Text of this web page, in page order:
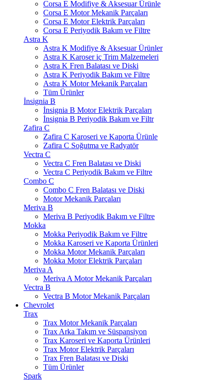
Corsa E Modifiye & Aksesuar Ürünle
Corsa E Motor Mekanik Parçaları
Corsa E Motor Elektrik Parçaları
Corsa E Periyodik Bakım ve Filtre
Astra K
Astra K Modifiye & Aksesuar Ürünler
Astra K Karoser iç Trim Malzemeleri
Astra K Fren Balatası ve Diski
Astra K Periyodik Bakım ve Filtre
Astra K Motor Mekanik Parçaları
Tüm Ürünler
İnsignia B
İnsignia B Motor Elektrik Parçaları
İnsignia B Periyodik Bakım ve Filtr
Zafira C
Zafira C Karoseri ve Kaporta Ürünle
Zafira C Soğutma ve Radyatör
Vectra C
Vectra C Fren Balatası ve Diski
Vectra C Periyodik Bakım ve Filtre
Combo C
Combo C Fren Balatası ve Diski
Motor Mekanik Parçaları
Meriva B
Meriva B Periyodik Bakım ve Filtre
Mokka
Mokka Periyodik Bakım ve Filtre
Mokka Karoseri ve Kaporta Ürünleri
Mokka Motor Mekanik Parçaları
Mokka Motor Elektrik Parçaları
Meriva A
Meriva A Motor Mekanik Parçaları
Vectra B
Vectra B Motor Mekanik Parçaları
Chevrolet
Trax
Trax Motor Mekanik Parçaları
Trax Arka Takım ve Süspansiyon
Trax Karoseri ve Kaporta Ürünleri
Trax Motor Elektrik Parçaları
Trax Fren Balatası ve Diski
Tüm Ürünler
Spark